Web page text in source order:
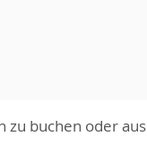
zu buchen oder aus